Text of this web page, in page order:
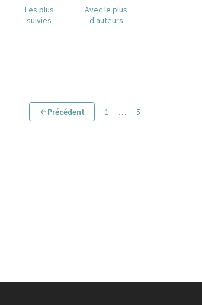
Les plus
suivies
Avec le plus
d'auteurs
Précédent 1 … 5